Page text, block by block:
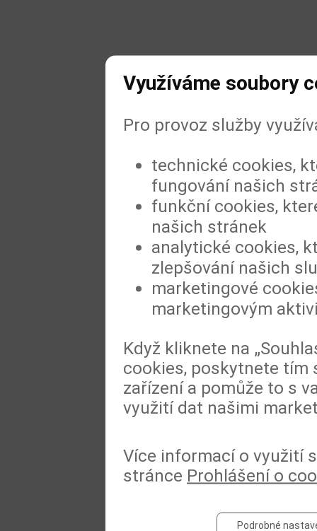
Využíváme soubory
Pro provoz služby
technické cookies,
fungování našich
funkční cookies,
našich stránek
analytické cookies,
zlepšování našich
marketingové
marketingovým
Když kliknete na
cookies, poskytnete tím
zařízení a pomůže to s
využití dat našimi
Více informací o využití
stránce Prohlášení o
Podrobné